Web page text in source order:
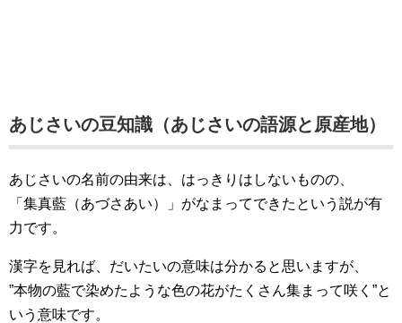
あじさいの豆知識（あじさいの語源と原産地）
あじさいの名前の由来は、はっきりはしないものの、
「集真藍（あづさあい）」がなまってできたという説が有
力です。
漢字を見れば、だいたいの意味は分かると思いますが、
”本物の藍で染めたような色の花がたくさん集まって咲く”と
いう意味です。